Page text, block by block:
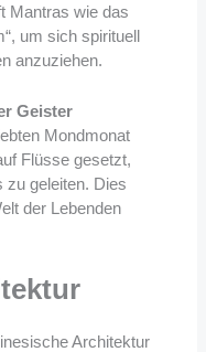
Mantras wie das
um sich spirituell
anzuziehen.
Geister
Mondmonat
Flüsse gesetzt,
zu geleiten. Dies
der Lebenden
Architektur